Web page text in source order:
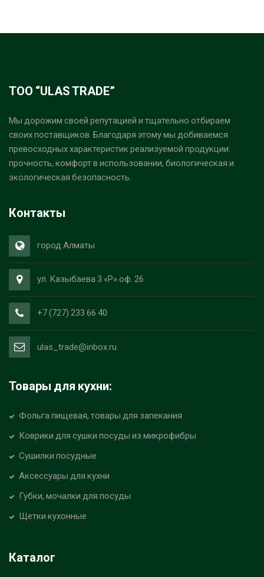
ТОО “ULAS TRADE”
Мы дорожим своей репутацией и тщательно отбираем
своих поставщиков. Благодаря этому мы добиваемся
превосходных характеристик реализуемой продукции:
прочность, комфорт в использовании, биологическая и
экологическая безопасность.
Контакты
город Алматы
ул. Казыбаева 3 «Р» оф. 26
+7 (727) 233 66 40
ulas_trade@inbox.ru
Товары для кухни:
Фольга пищевая, товары для запекания
Коврики для сушки посуды из микрофибры
Сушилки посудные
Аксессуары для кухни
Губки, мочалки для посуды
Щетки кухонные
Каталог